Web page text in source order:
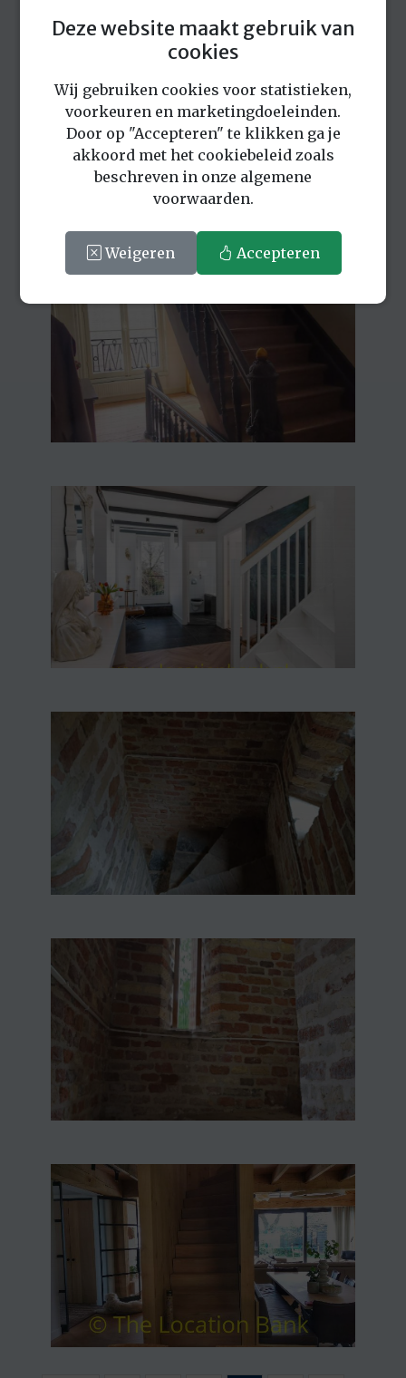
Deze website maakt gebruik van
cookies
Wij gebruiken cookies voor statistieken,
voorkeuren en marketingdoeleinden.
Door op "Accepteren" te klikken ga je
akkoord met het cookiebeleid zoals
beschreven in onze algemene
voorwaarden.
Weigeren Accepteren